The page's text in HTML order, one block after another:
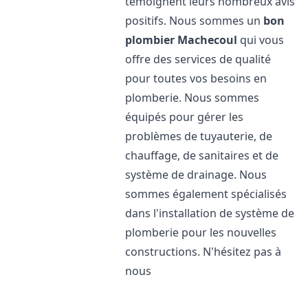
positifs. Nous sommes un bon
plombier Machecoul qui vous
offre des services de qualité
pour toutes vos besoins en
plomberie. Nous sommes
équipés pour gérer les
problèmes de tuyauterie, de
chauffage, de sanitaires et de
système de drainage. Nous
sommes également spécialisés
dans l'installation de système de
plomberie pour les nouvelles
constructions. N'hésitez pas à
nous